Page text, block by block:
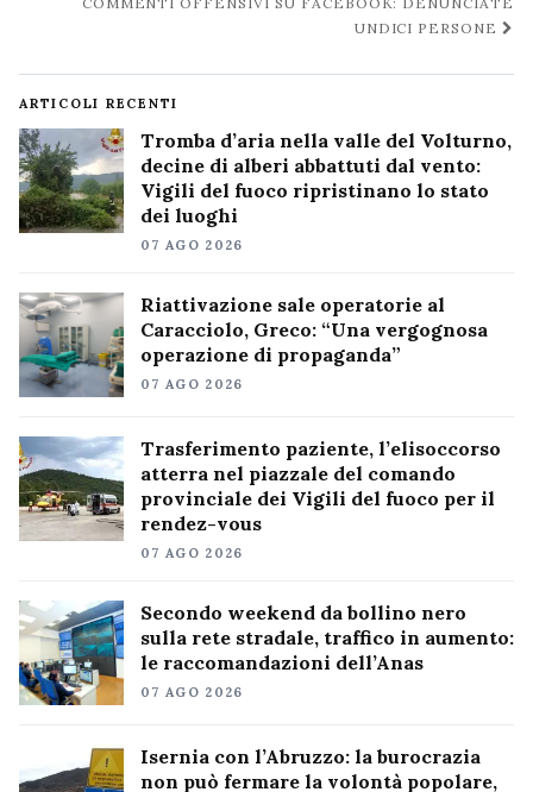
UNDICI PERSONE
ARTICOLI RECENTI
Tromba d’aria nella valle del Volturno,
decine di alberi abbattuti dal vento:
Vigili del fuoco ripristinano lo stato
dei luoghi
07 AGO 2026
Riattivazione sale operatorie al
Caracciolo, Greco: “Una vergognosa
operazione di propaganda”
07 AGO 2026
Trasferimento paziente, l’elisoccorso
atterra nel piazzale del comando
provinciale dei Vigili del fuoco per il
rendez-vous
07 AGO 2026
Secondo weekend da bollino nero
sulla rete stradale, traffico in aumento:
le raccomandazioni dell’Anas
07 AGO 2026
Isernia con l’Abruzzo: la burocrazia
non può fermare la volontà popolare,